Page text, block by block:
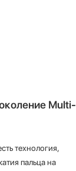
Multi-
технология,
пальца на